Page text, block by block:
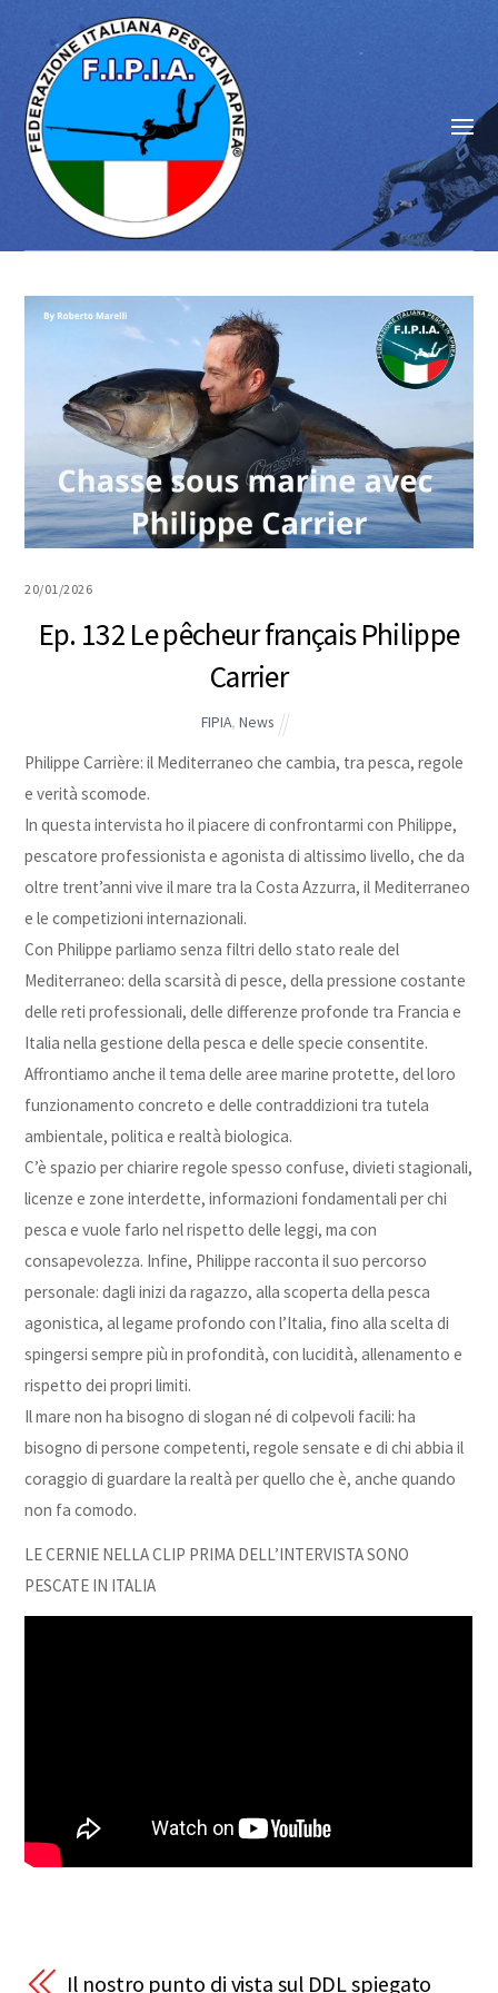
20/01/2026
Ep. 132 Le pêcheur français Philippe
Carrier
FIPIA,News
Philippe Carrière: il Mediterraneo che cambia, tra pesca, regole
e verità scomode.
In questa intervista ho il piacere di confrontarmi con Philippe,
pescatore professionista e agonista di altissimo livello, che da
oltre trent’anni vive il mare tra la Costa Azzurra, il Mediterraneo
e le competizioni internazionali.
Con Philippe parliamo senza filtri dello stato reale del
Mediterraneo: della scarsità di pesce, della pressione costante
delle reti professionali, delle differenze profonde tra Francia e
Italia nella gestione della pesca e delle specie consentite.
Affrontiamo anche il tema delle aree marine protette, del loro
funzionamento concreto e delle contraddizioni tra tutela
ambientale, politica e realtà biologica.
C’è spazio per chiarire regole spesso confuse, divieti stagionali,
licenze e zone interdette, informazioni fondamentali per chi
pesca e vuole farlo nel rispetto delle leggi, ma con
consapevolezza. Infine, Philippe racconta il suo percorso
personale: dagli inizi da ragazzo, alla scoperta della pesca
agonistica, al legame profondo con l’Italia, fino alla scelta di
spingersi sempre più in profondità, con lucidità, allenamento e
rispetto dei propri limiti.
Il mare non ha bisogno di slogan né di colpevoli facili: ha
bisogno di persone competenti, regole sensate e di chi abbia il
coraggio di guardare la realtà per quello che è, anche quando
non fa comodo.
LE CERNIE NELLA CLIP PRIMA DELL’INTERVISTA SONO
PESCATE IN ITALIA
Il nostro punto di vista sul DDL spiegato